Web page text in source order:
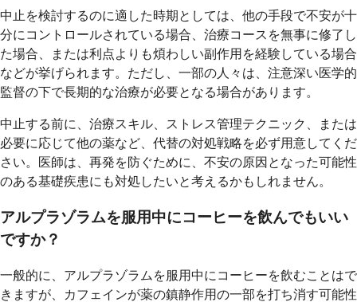
中止を検討するのに適した時期としては、他の手段で不安が十
分にコントロールされている場合、治療コースを無事に修了し
た場合、または利点よりも煩わしい副作用を経験している場合
などが挙げられます。ただし、一部の人々は、注意深い医学的
監督の下で長期的な治療が必要となる場合があります。
中止する前に、治療スキル、ストレス管理テクニック、または
必要に応じて他の薬など、代替の対処戦略を必ず用意してくだ
さい。医師は、再発を防ぐために、不安の原因となった可能性
のある基礎疾患にも対処したいと考えるかもしれません。
アルプラゾラムを服用中にコーヒーを飲んでもいい
ですか？
一般的に、アルプラゾラムを服用中にコーヒーを飲むことはで
きますが、カフェインが薬の鎮静作用の一部を打ち消す可能性